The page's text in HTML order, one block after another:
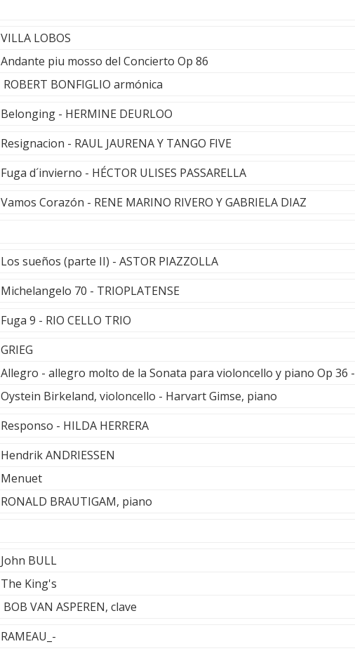
VILLA LOBOS
Andante piu mosso del Concierto Op 86
ROBERT BONFIGLIO armónica
Belonging - HERMINE DEURLOO
Resignacion - RAUL JAURENA Y TANGO FIVE
Fuga d´invierno - HÉCTOR ULISES PASSARELLA
Vamos Corazón - RENE MARINO RIVERO Y GABRIELA DIAZ
Los sueños (parte II) - ASTOR PIAZZOLLA
Michelangelo 70 - TRIOPLATENSE
Fuga 9 - RIO CELLO TRIO
GRIEG
Allegro - allegro molto de la Sonata para violoncello y piano Op 36 -
Oystein Birkeland, violoncello - Harvart Gimse, piano
Responso - HILDA HERRERA
Hendrik ANDRIESSEN
Menuet
RONALD BRAUTIGAM, piano
John BULL
The King's
BOB VAN ASPEREN, clave
RAMEAU_-